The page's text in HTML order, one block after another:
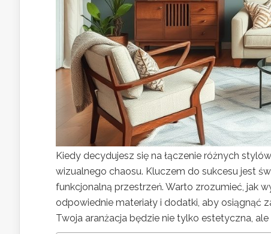
Kiedy decydujesz się na łączenie różnych
wizualnego chaosu. Kluczem do sukcesu jest
funkcjonalną przestrzeń. Warto zrozumieć, jak
odpowiednie materiały i dodatki, aby osiągnąć
Twoja aranżacja będzie nie tylko estetyczna,